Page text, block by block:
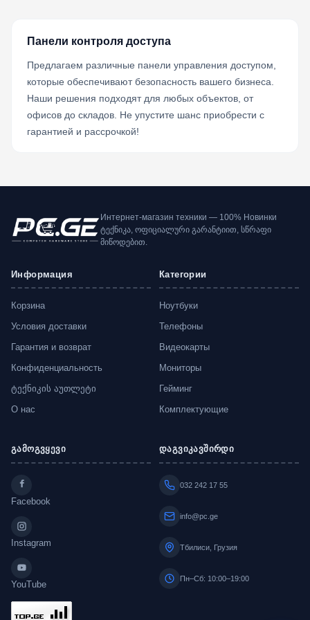
Панели контроля доступа
Предлагаем различные панели управления доступом,
которые обеспечивают безопасность вашего бизнеса.
Наши решения подходят для любых объектов, от
офисов до складов. Не упустите шанс приобрести с
гарантией и рассрочкой!
Интернет-магазин техники — 100% Новинки
ტექნიკა, ოფიციალური გარანტიით, სწრაფი
მიწოდებით.
Информация
Корзина
Условия доставки
Гарантия и возврат
Конфиденциальность
ტექნიკის აუთლეტი
О нас
Категории
Ноутбуки
Телефоны
Видеокарты
Мониторы
Гейминг
Комплектующие
გამოგვყევი
Facebook
Instagram
YouTube
დაგვიკავშირდი
032 242 17 55
info@pc.ge
Тбилиси, Грузия
Пн–Сб: 10:00–19:00